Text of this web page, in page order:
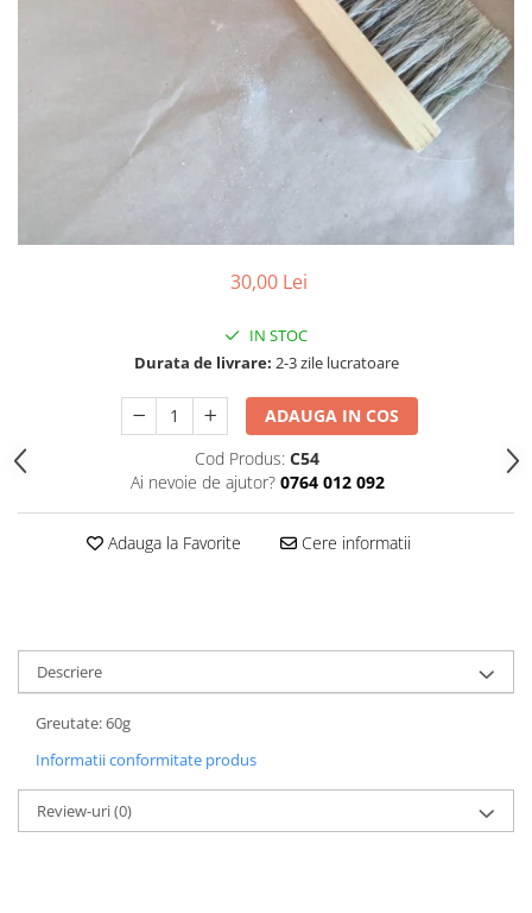
Solutie de Curatat Baie
Solutie de Curatat Bucatarie
Solutii de Curatat Pete
Solutii de Curatat Profesionale
Aparate si masini pentru apicultori
Cresterea Reginelor
Accesorii laptisor matca
Ambalaje laptisor de matca
Introducere Matci
Sistem Nicot
Transvazare Larve
Echipamente de Protectie
Imbracaminte
Manusi
Palarii apicultor
30,00 Lei
IN STOC
Durata de livrare: 2-3 zile lucratoare
ADAUGA IN COS
Cod Produs: C54
Ai nevoie de ajutor? 0764 012 092
Adauga la Favorite Cere informatii
Descriere
Greutate: 60g
Informatii conformitate produs
Review-uri(0)